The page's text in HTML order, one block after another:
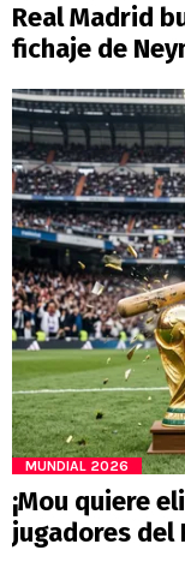
Real Madrid
fichaje de
MUNDIAL 2026
¡Mou quiere
jugadores del